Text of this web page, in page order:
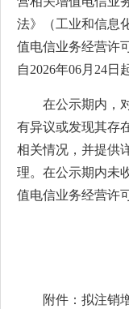
法》（工业和信息
值电信业务经营许
自2026年06月24日
在公示期内，
有异议或发现其存
相关情况，并提供
理。在公示期内未
值电信业务经营许
附件：拟注销